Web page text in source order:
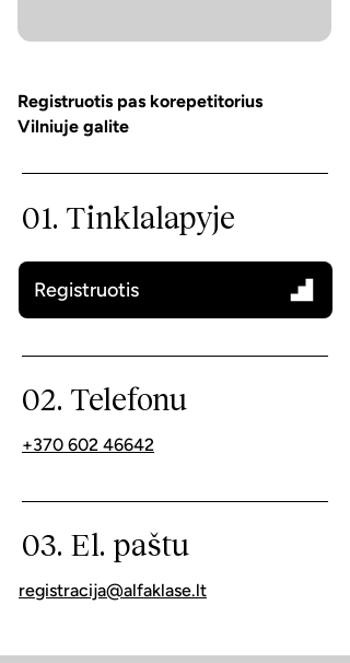
Registruotis pas korepetitorius
Vilniuje galite
01. Tinklalapyje
Registruotis
02. Telefonu
+370 602 46642
03. El. paštu
registracija@alfaklase.lt